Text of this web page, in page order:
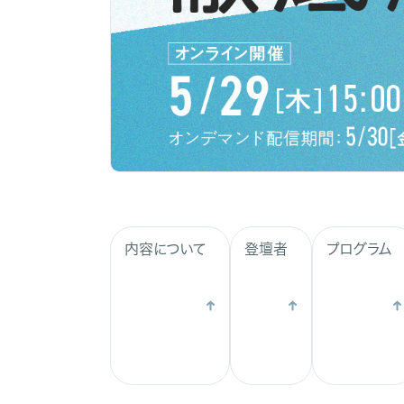
内容について 登壇者 プログラム